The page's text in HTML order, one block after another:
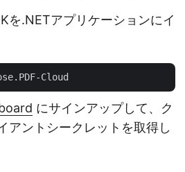
を.NETアプリケーションにイ
にサインアップして、ク
アントシークレットを取得し